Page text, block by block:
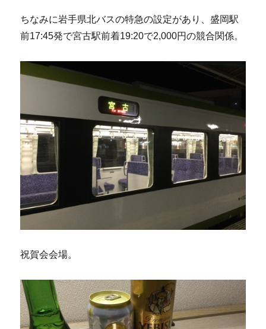
ちなみに岩手県北バスの特急の設定があり、盛岡駅
前17:45発で宮古駅前着19:20で2,000円の競合関係。
祝賀会会場。